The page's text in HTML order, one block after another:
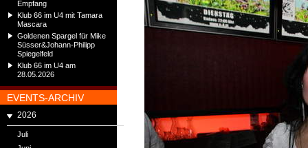
Empfang
Klub 66 im U4 mit Tamara
Mascara
Goldenen Spargel für Mike
Süsser&Johann-Philipp
Spiegelfeld
Klub 66 im U4 am
28.05.2026
EVENTS-ARCHIV
2026
Juli